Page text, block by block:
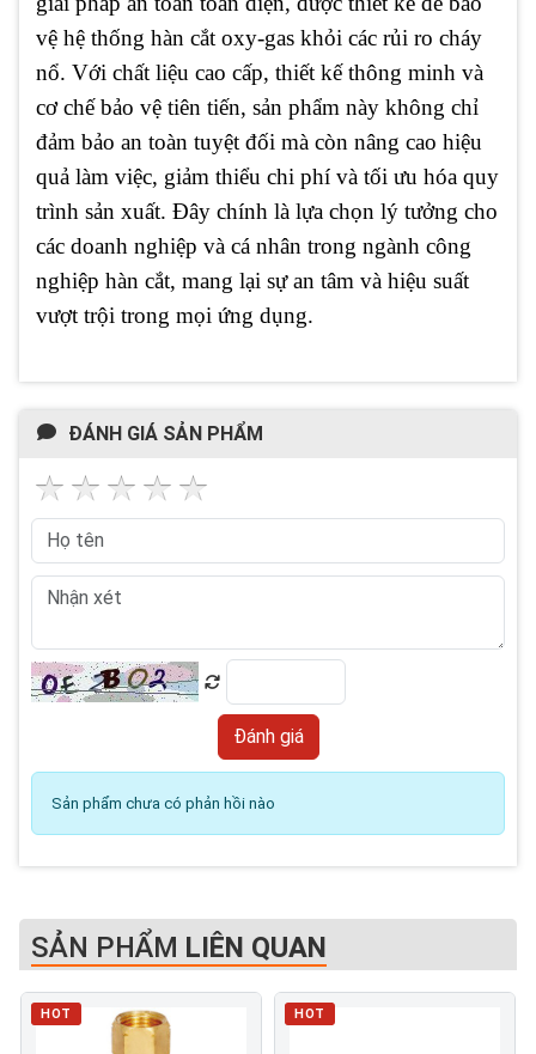
vệ hệ thống hàn cắt oxy-gas khỏi các rủi ro cháy
nổ. Với chất liệu cao cấp, thiết kế thông minh và
cơ chế bảo vệ tiên tiến, sản phẩm này không chỉ
đảm bảo an toàn tuyệt đối mà còn nâng cao hiệu
quả làm việc, giảm thiểu chi phí và tối ưu hóa quy
trình sản xuất. Đây chính là lựa chọn lý tưởng cho
các doanh nghiệp và cá nhân trong ngành công
nghiệp hàn cắt, mang lại sự an tâm và hiệu suất
vượt trội trong mọi ứng dụng.
ĐÁNH GIÁ SẢN PHẨM
Sản phẩm chưa có phản hồi nào
SẢN PHẨM LIÊN QUAN
HOT HOT